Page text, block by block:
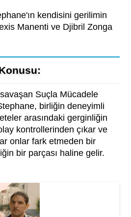
kendisini gerilimin
Manenti ve Djibril Zonga
Suçla Mücadele
birliğin deneyimli
arasındaki gerginliğin
kontrollerinden çıkar ve
onlar fark etmeden bir
bir parçası haline gelir.